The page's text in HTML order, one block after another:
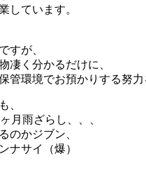
しています。
すが、
凄く分かるだけに、
管環境でお預かりする努力
、
月雨ざらし、、、
のかジブン、
ナサイ（爆）